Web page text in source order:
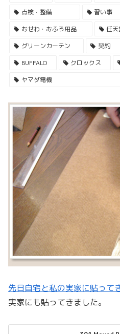
点検・整備
習い事
おせわ・おふろ用品
任天
グリーンカーテン
契約
BUFFALO
クロックス
ヤマダ電機
先日自宅と私の実家に貼って
実家にも貼ってきました。